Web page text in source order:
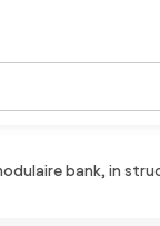
bank, in